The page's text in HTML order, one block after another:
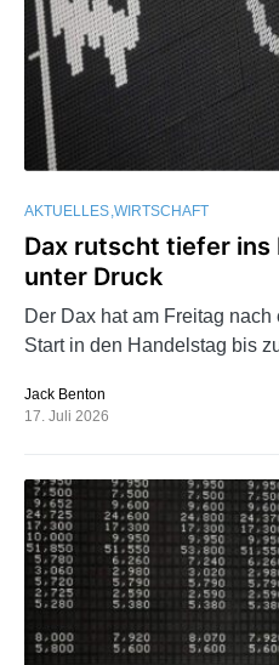
AKTUELLES WIRTSCHAFT
Dax rutscht tiefer ins
unter Druck
Der Dax hat am Freitag
Start in den Handelstag bis
Jack Benton
17. Juli 2026